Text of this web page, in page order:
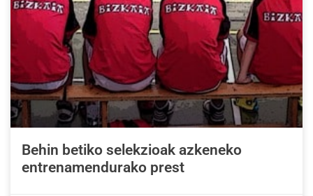
Behin betiko selekzioak azkeneko
entrenamendurako prest